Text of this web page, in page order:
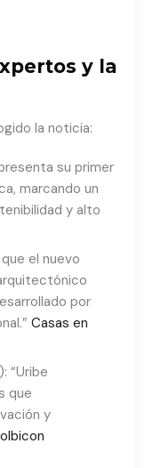
y la
la noticia:
su primer
marcando un
y alto
el nuevo
por
Casas en
“Uribe
que
y